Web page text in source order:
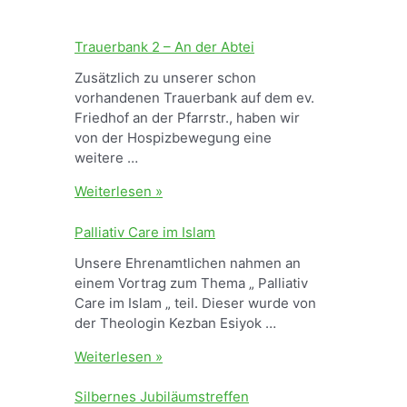
Trauerbank 2 – An der Abtei
Zusätzlich zu unserer schon
vorhandenen Trauerbank auf dem ev.
Friedhof an der Pfarrstr., haben wir
von der Hospizbewegung eine
weitere …
T
a
e
r
b
a
n
2
Weiterlesen »
Palliativ Care im Islam
Unsere Ehrenamtlichen nahmen an
einem Vortrag zum Thema „ Palliativ
Care im Islam „ teil. Dieser wurde von
der Theologin Kezban Esiyok …
P
l
Weiterlesen »
Silbernes Jubiläumstreffen